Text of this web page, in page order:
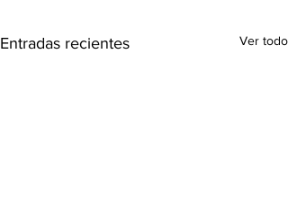
Entradas recientes Ver todo